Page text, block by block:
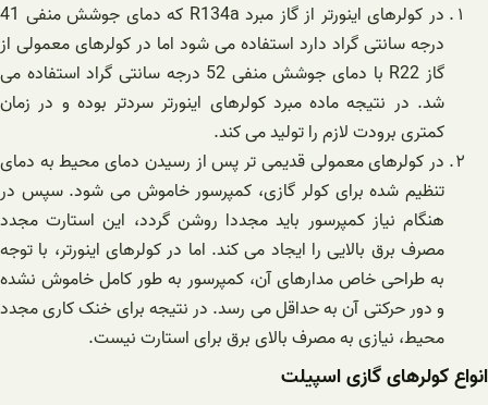
در کولرهای اینورتر از گاز مبرد R134a که دمای جوشش منفی 41
درجه سانتی گراد دارد استفاده می شود اما در کولرهای معمولی از
گاز R22 با دمای جوشش منفی 52 درجه سانتی گراد استفاده می
شد. در نتیجه ماده مبرد کولرهای اینورتر سردتر بوده و در زمان
کمتری برودت لازم را تولید می کند.
در کولرهای معمولی قدیمی تر پس از رسیدن دمای محیط به دمای
تنظیم شده برای کولر گازی، کمپرسور خاموش می شود. سپس در
هنگام نیاز کمپرسور باید مجددا روشن گردد، این استارت مجدد
مصرف برق بالایی را ایجاد می کند. اما در کولرهای اینورتر، با توجه
به طراحی خاص مدارهای آن، کمپرسور به طور کامل خاموش نشده
و دور حرکتی آن به حداقل می رسد. در نتیجه برای خنک کاری مجدد
محیط، نیازی به مصرف بالای برق برای استارت نیست.
انواع کولرهای گازی اسپیلت